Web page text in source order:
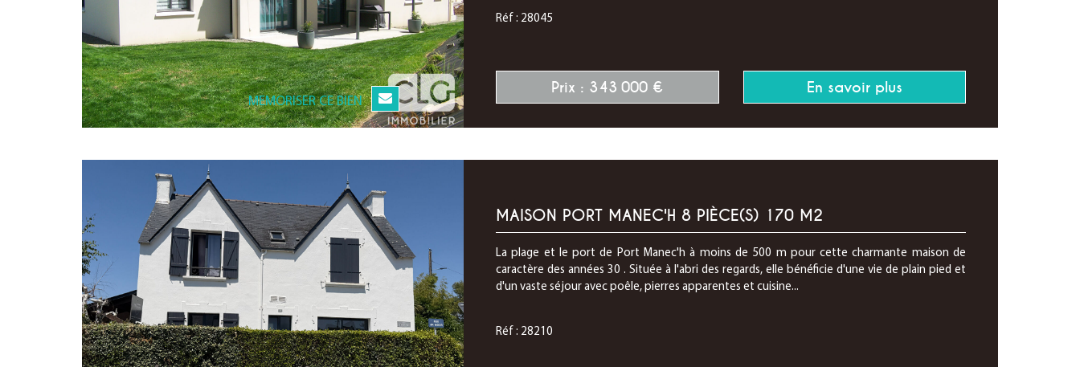
MEMORISER CE BIEN
Réf : 28045
Prix : 343 000 € En savoir plus
MAISON PORT MANEC'H 8 PIÈCE(S) 170 M2
La plage et le port de Port Manec'h à moins de 500 m pour cette charmante maison de
caractère des années 30 . Située à l'abri des regards, elle bénéficie d'une vie de plain pied et
d'un vaste séjour avec poêle, pierres apparentes et cuisine...
Réf : 28210